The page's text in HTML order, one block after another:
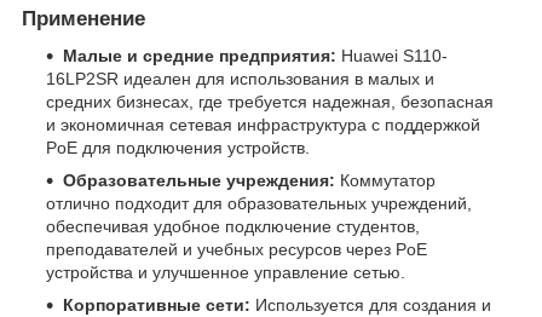
Применение
Малые и средние предприятия: Huawei S110-
16LP2SR идеален для использования в малых и
средних бизнесах, где требуется надежная, безопасная
и экономичная сетевая инфраструктура с поддержкой
PoE для подключения устройств.
Образовательные учреждения: Коммутатор
отлично подходит для образовательных учреждений,
обеспечивая удобное подключение студентов,
преподавателей и учебных ресурсов через PoE
устройства и улучшенное управление сетью.
Корпоративные сети: Используется для создания и